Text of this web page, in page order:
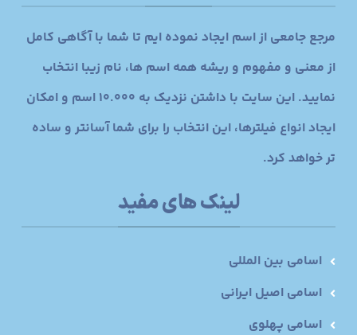
مرجع جامعی از اسم ایجاد نموده ایم تا شما با آگاهی کامل
از معنی و مفهوم و ریشه همه اسم ها، نام زیبا انتخاب
نمایید. این سایت با داشتن نزدیک به 10.000 اسم و امکان
ایجاد انواع فیلترها، این انتخاب را برای شما آسانتر و ساده
تر خواهد کرد.
لینک های مفید
اسامی بین المللی
اسامی اصیل ایرانی
اسامی پهلوی